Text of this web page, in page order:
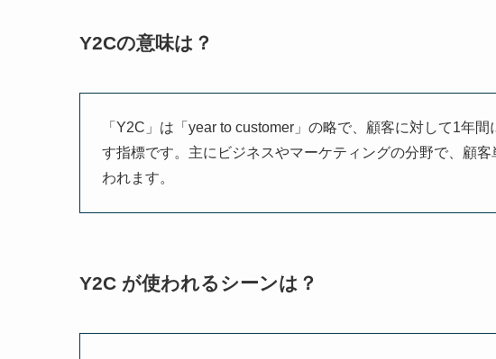
Y2Cの意味は？
「Y2C」は「year to customer」の略で、顧客に対して1年
す指標です。主にビジネスやマーケティングの分野で、顧
われます。
Y2C が使われるシーンは？